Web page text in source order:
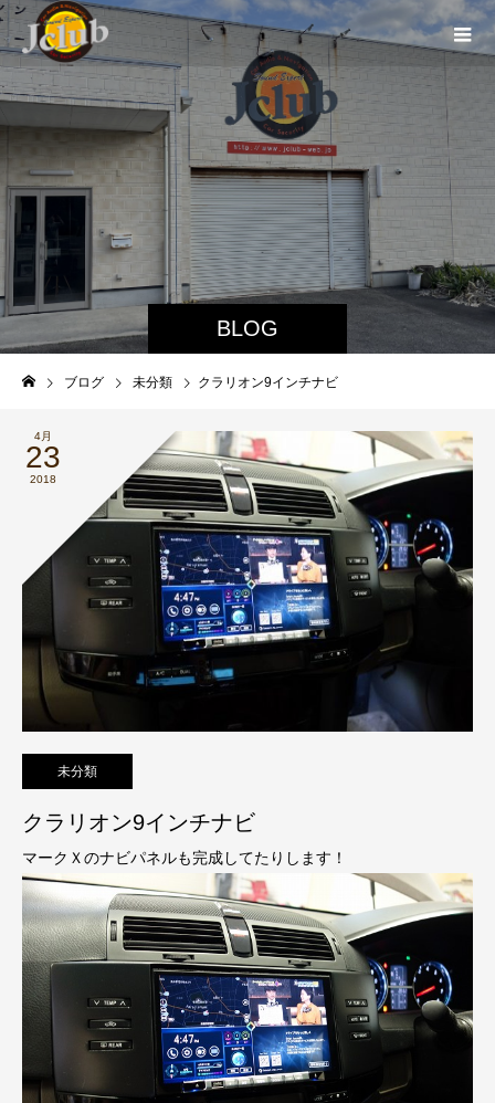
BLOG
ブログ 未分類 クラリオン9インチナビ
4月
23
2018
未分類
クラリオン9インチナビ
マークＸのナビパネルも完成してたりします！